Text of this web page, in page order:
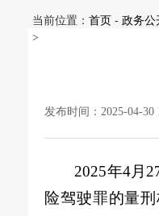
当前位置： 首页 - 政务公
>
发布时间：2025-04-
2025年4月
险驾驶罪的量